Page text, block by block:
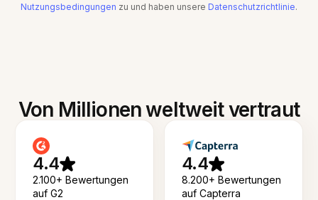
Nutzungsbedingungen zu und haben unsere Datenschutzrichtlinie.
Von Millionen weltweit vertraut
4.4
2.100+ Bewertungen
auf G2
4.4
8.200+ Bewertungen
auf Capterra